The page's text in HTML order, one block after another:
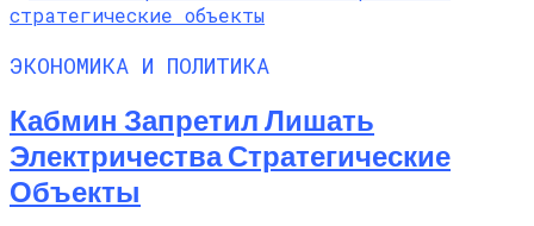
ЭКОНОМИКА И ПОЛИТИКА
Кабмин Запретил Лишать
Электричества Стратегические
Объекты